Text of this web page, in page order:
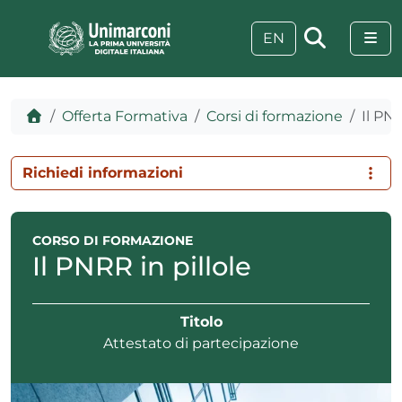
EN
Home
Offerta Formativa Corsi di formazione Il
CORSO DI FORMAZIONE
Il PNRR in pillole
Titolo
Attestato di partecipazione
Richiedi informazioni